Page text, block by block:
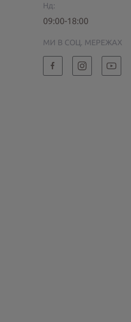
Нд:
09:00-18:00
МИ В СОЦ. МЕРЕЖАХ